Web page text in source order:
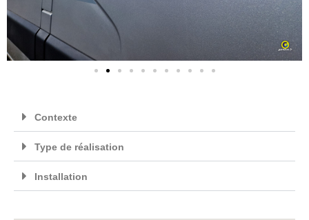
Contexte
Type de réalisation
Installation